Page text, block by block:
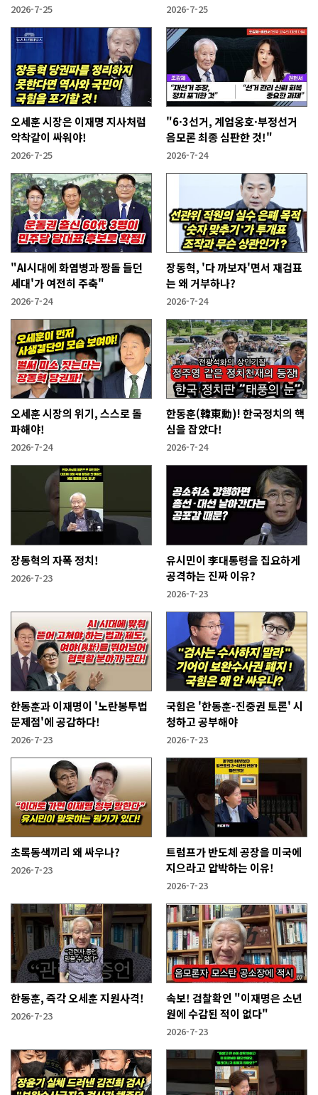
2026-7-25 2026-7-25
오세훈 시장은 이재명 지사처럼
악착같이 싸워야!
2026-7-25
"6·3선거, 계엄옹호·부정선거
음모론 최종 심판한 것!"
2026-7-24
"AI시대에 화염병과 짱돌 들던
세대'가 여전히 주축"
2026-7-24
장동혁, '다 까보자'면서 재검표
는 왜 거부하나?
2026-7-24
오세훈 시장의 위기, 스스로 돌
파해야!
2026-7-24
한동훈(韓東勳)! 한국정치의 핵
심을 잡았다!
2026-7-24
장동혁의 자폭 정치!
2026-7-23
유시민이 李대통령을 집요하게
공격하는 진짜 이유?
2026-7-23
한동훈과 이재명이 '노란봉투법
문제점'에 공감하다!
2026-7-23
국힘은 '한동훈-진중권 토론' 시
청하고 공부해야
2026-7-23
초록동색끼리 왜 싸우나?
2026-7-23
트럼프가 반도체 공장을 미국에
지으라고 압박하는 이유!
2026-7-23
한동훈, 즉각 오세훈 지원사격!
2026-7-23
속보! 검찰확인 "이재명은 소년
원에 수감된 적이 없다"
2026-7-23